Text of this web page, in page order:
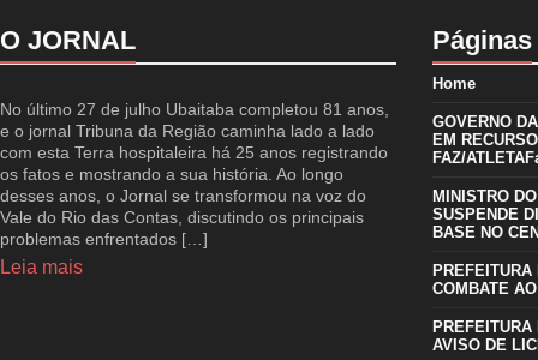
O JORNAL
No último 27 de julho Ubaitaba completou 81 anos,
e o jornal Tribuna da Região caminha lado a lado
com esta Terra hospitaleira há 25 anos registrando
os fatos e mostrando a sua história. Ao longo
desses anos, o Jornal se transformou na voz do
Vale do Rio das Contas, discutindo os principais
problemas enfrentados […]
Leia mais
Páginas
Home
GOVERNO
EM
FAZ/
MINISTRO
SUSPENDE
BASE NO
COMBATE
AVISO DE